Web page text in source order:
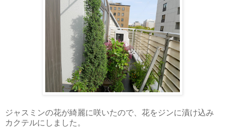
ジャスミンの花が綺麗に咲いたので、花をジンに漬け込み
カクテルにしました。